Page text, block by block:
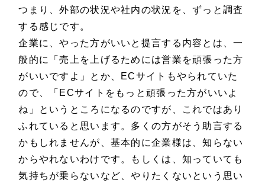
つまり、外部の状況や社内の状況を、ずっと調査
する感じです。
企業に、やった方がいいと提言する内容とは、一
般的に「売上を上げるためには営業を頑張った方
がいいですよ」とか、ECサイトもやられていた
ので、「ECサイトをもっと頑張った方がいいよ
ね」というところになるのですが、これではあり
ふれていると思います。多くの方がそう助言する
かもしれませんが、基本的に企業様は、知らない
からやれないわけです。もしくは、知っていても
気持ちが乗らないなど、やりたくないという思い